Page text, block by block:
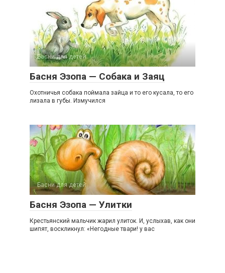
Басни для детей
Басня Эзопа — Собака и Заяц
Охотничья собака поймала зайца и то его кусала, то его
лизала в губы. Измучился
Басни для детей
Басня Эзопа — Улитки
Крестьянский мальчик жарил улиток. И, услыхав, как они
шипят, воскликнул: «Негодные твари! у вас